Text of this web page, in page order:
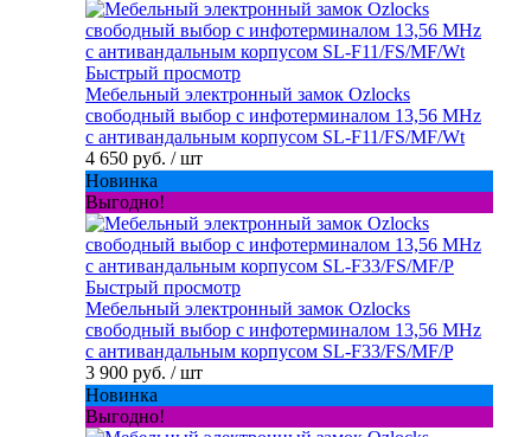
Быстрый просмотр
Мебельный электронный замок Ozlocks
свободный выбор с инфотерминалом 13,56 MHz
с антивандальным корпусом SL-F11/FS/MF/Wt
4 650 руб. / шт
Новинка
Выгодно!
Быстрый просмотр
Мебельный электронный замок Ozlocks
свободный выбор с инфотерминалом 13,56 MHz
с антивандальным корпусом SL-F33/FS/MF/P
3 900 руб. / шт
Новинка
Выгодно!